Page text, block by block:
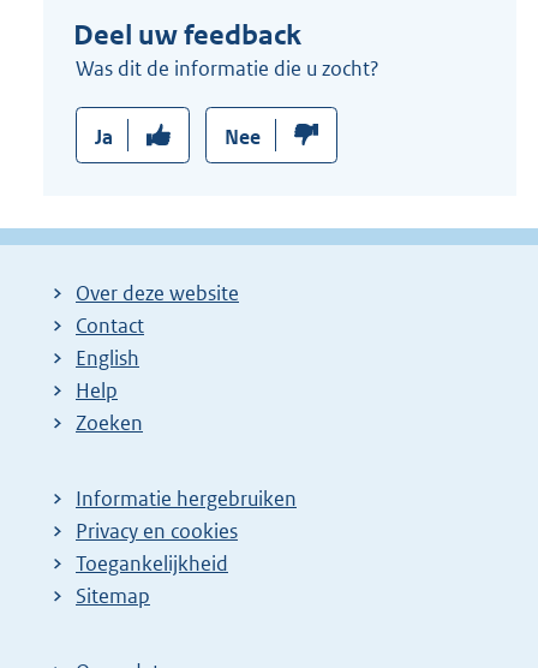
Deel uw feedback
Was dit de informatie die u zocht?
Ja Nee
Over deze website
Contact
English
Help
Zoeken
Informatie hergebruiken
Privacy en cookies
Toegankelijkheid
Sitemap